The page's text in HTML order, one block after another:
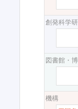
創発科学
図書館・
機構